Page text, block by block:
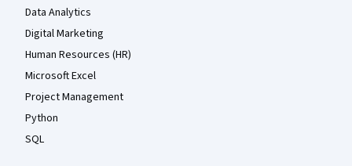
Data Analytics
Digital Marketing
Human Resources (HR)
Microsoft Excel
Project Management
Python
SQL